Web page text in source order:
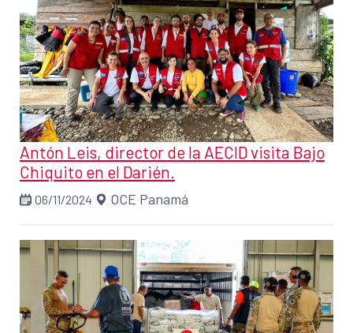
Antón Leis, director de la AECID visita Bajo
Chiquito en el Darién.
06/11/2024 OCE Panamá